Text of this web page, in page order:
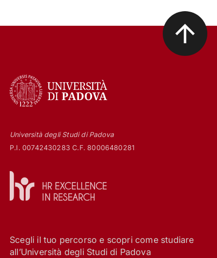
Università degli Studi di Padova
P.I. 00742430283 C.F. 80006480281
Scegli il tuo percorso e scopri come studiare
all’Università degli Studi di Padova